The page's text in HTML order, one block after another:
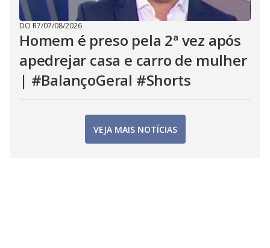
DO R7/07/08/2026
Homem é preso pela 2ª vez após
apedrejar casa e carro de mulher
| #BalançoGeral #Shorts
VEJA MAIS NOTÍCIAS